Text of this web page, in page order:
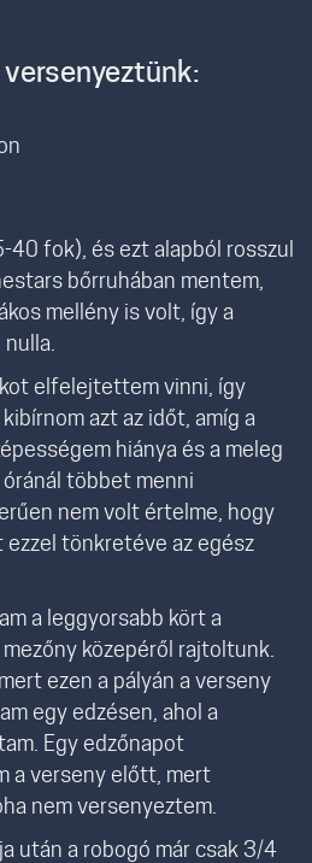
40 fok), és ezt alapból rosszul
bőrruhában mentem,
mellény is volt, így a
elfelejtettem vinni, így
azt az időt, amíg a
hiánya és a meleg
többet menni
nem volt értelme, hogy
tönkretéve az egész
a leggyorsabb kört a
közepéről rajtoltunk.
ezen a pályán a verseny
egy edzésen, ahol a
Egy edzőnapot
a verseny előtt, mert
nem versenyeztem.
után a robogó már csak 3/4